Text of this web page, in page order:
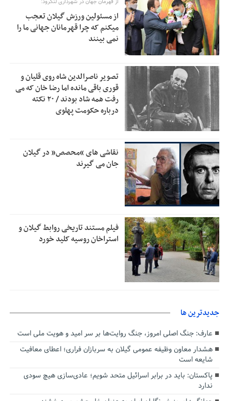
9:34 خبرنگارانی که جنگ را برای تاریخ نوشتند
9:32
پشتیبانی از زنجیره ارزش بادام زمینی در اولویت سیاست‌های
حمایتی گیلان است
12:46 بخش دوم گفت‌وگوی پزشکیان با مردم امشب پخش می‌شود
12:33 جزئیات فعال‌سازی «کیف پول ایران» اعلام شد
حمایت از مرزنشینان نباید به زیان تولید باشد/مواد اولیه با
کولبری وارد شود
11:05 شایعه «معافیت سربازان فراری» تکذیب شد
11:04 امیر اکرمی‌نیا: ارتش کاملاً آماده است
از مسئولین ورزش گیلان تعجب
میکنم که چرا قهرمانان جهانی ما را
نمی بینند
تصویر ناصرالدین شاه روی قلیان و
قوری باقی مانده اما رضا خان که می
رفت همه شاد بودند / ۲۰ نکته
درباره حکومت پهلوی
نقاشی های “محصص” در گیلان
جان می گیرند
فیلم مستند تاریخی روابط گیلان و
استراخان روسیه کلید خورد
جديدترين ها
عارف: جنگ اصلی امروز، جنگ روایت‌ها بر سر امید و هویت ملی است
هشدار معاون وظیفه عمومی گیلان به سربازان فراری؛ اعطای معافیت
شایعه است
پاکستان: باید در برابر اسرائیل متحد شویم؛ عادی‌سازی هیچ سودی
ندارد